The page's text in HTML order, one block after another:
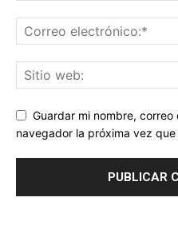
Guardar mi nombre,
navegador la próxima vez